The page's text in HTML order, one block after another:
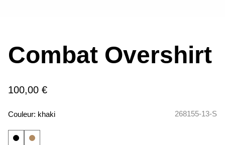
Combat Overshirt
100,00 €
Couleur: khaki 268155-13-S